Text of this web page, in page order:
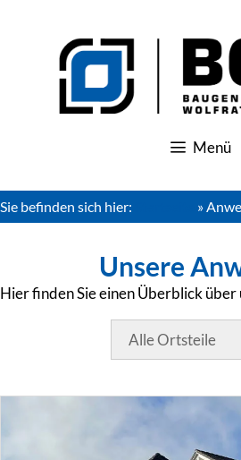
Menü
Sie befinden sich hier: »
Unsere
Hier finden Sie einen Überblick über